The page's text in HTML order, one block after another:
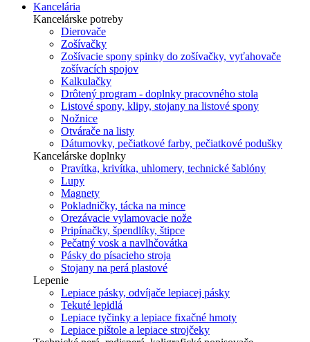
Kancelária
Kancelárske potreby
Dierovače
Zošívačky
Zošívacie spony spinky do zošívačky, vyťahovače
zošívacích spojov
Kalkulačky
Drôtený program - doplnky pracovného stola
Listové spony, klipy, stojany na listové spony
Nožnice
Otvárače na listy
Dátumovky, pečiatkové farby, pečiatkové podušky
Kancelárske doplnky
Pravítka, krivítka, uhlomery, technické šablóny
Lupy
Magnety
Pokladničky, tácka na mince
Orezávacie vylamovacie nože
Pripínačky, špendlíky, štipce
Pečatný vosk a navlhčovátka
Pásky do písacieho stroja
Stojany na perá plastové
Lepenie
Lepiace pásky, odvíjače lepiacej pásky
Tekuté lepidlá
Lepiace tyčinky a lepiace fixačné hmoty
Lepiace pištole a lepiace strojčeky